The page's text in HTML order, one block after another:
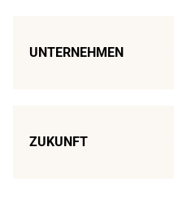
UNTERNEHMEN
ZUKUNFT